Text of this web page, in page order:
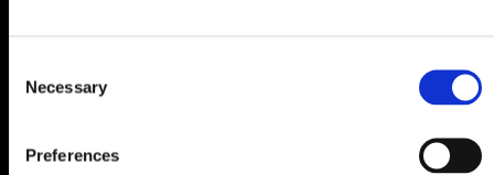
Necessary
Preferences
Abnehmbarer Ablassstopfen